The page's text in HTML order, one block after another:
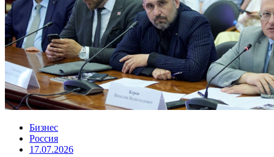
Бизнес
Россия
17.07.2026